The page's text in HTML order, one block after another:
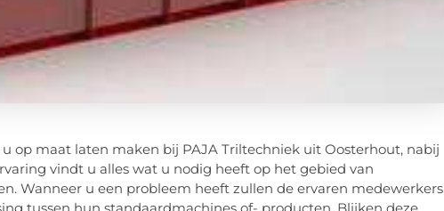
op maat laten maken bij PAJA Triltechniek uit Oosterhout, nabij
vindt u alles wat u nodig heeft op het gebied van
Wanneer u een probleem heeft zullen de ervaren medewerkers